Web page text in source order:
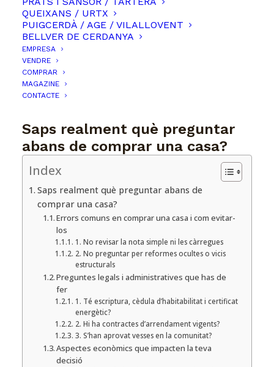
QUEIXANS / URTX
PUIGCERDÀ / AGE / VILALLOVENT
BELLVER DE CERDANYA
EMPRESA
VENDRE
COMPRAR
MAGAZINE
CONTACTE
Saps realment què preguntar
abans de comprar una casa?
Index
Saps realment què preguntar abans de
comprar una casa?
Errors comuns en comprar una casa i com evitar-
los
1. No revisar la nota simple ni les càrregues
2. No preguntar per reformes ocultes o vicis
estructurals
Preguntes legals i administratives que has de
fer
1. Té escriptura, cèdula d’habitabilitat i certificat
energètic?
2. Hi ha contractes d’arrendament vigents?
3. S’han aprovat vesses en la comunitat?
Aspectes econòmics que impacten la teva
decisió